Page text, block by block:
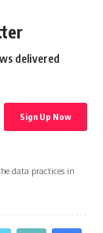
delivered
data practices in